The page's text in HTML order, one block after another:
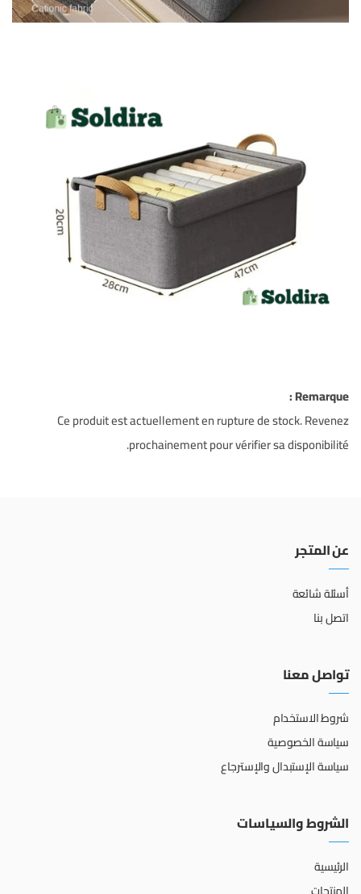
Remarque :
Ce produit est actuellement en rupture de stock. Revenez
prochainement pour vérifier sa disponibilité.
عن المتجر
أسئلة شائعة
اتصل بنا
تواصل معنا
شروط الاستخدام
سياسة الخصوصية
سياسة الإستبدال والإسترجاع
الشروط والسياسات
الرئيسية